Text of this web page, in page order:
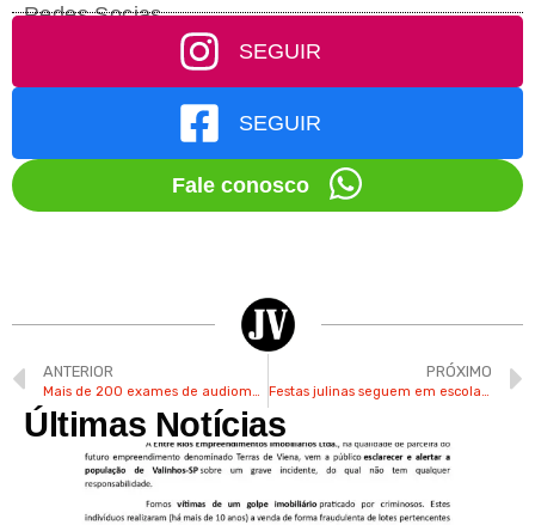
Redes Socias
SEGUIR
SEGUIR
Fale conosco
ANTERIOR
Mais de 200 exames de audiometria são agendados em Valinhos
PRÓXIMO
Festas julinas seguem em escolas e creches de Valinhos no fim de semana
Últimas Notícias